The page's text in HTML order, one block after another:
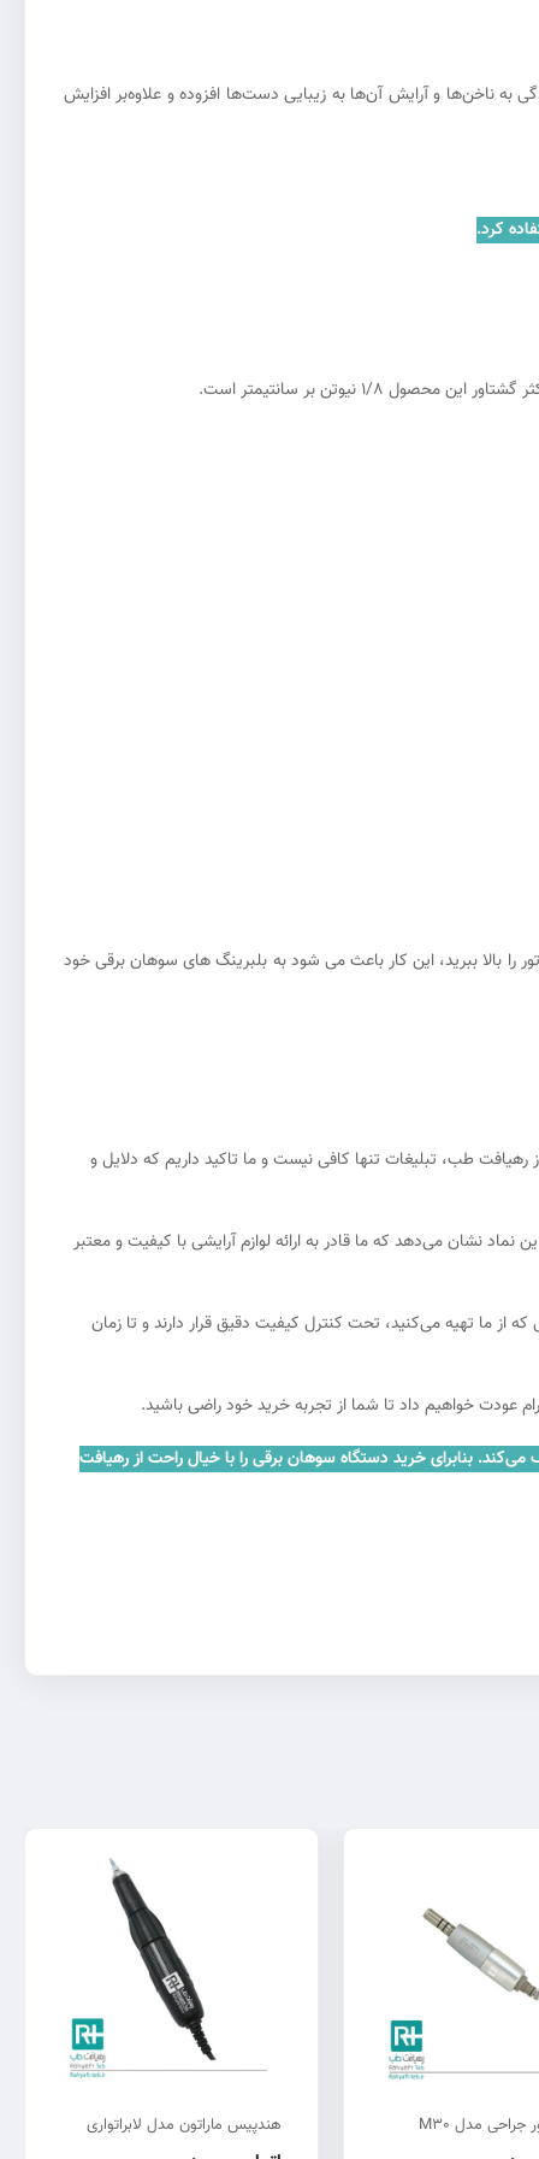
به ناخن‌ها و آرایش آن‌ها به زیبایی دست‌ها افزوده و علاوه‌بر افزایش
کرد.
بالا ببرید، این کار باعث می شود به بلبرینگ های سوهان برقی خود
طب، تبلیغات تنها کافی نیست و ما تاکید داریم که دلایل و
نشان می‌دهد که ما قادر به ارائه لوازم آرایشی با کیفیت و معتبر
محصولاتی که از ما تهیه می‌کنید، تحت کنترل کیفیت دقیق قرار دارند و تا زمان
عودت خواهیم داد تا شما از تجربه خرید خود راضی باشید.
بنابرایخرید دستگاه سوهان برقیرا با خیال راحت از رهیافت
هندپیس ماراتون مدل لابراتواری هندپیس ماراتون مدل SH20n